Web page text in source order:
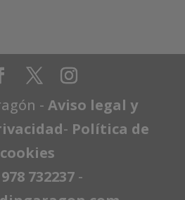
-Aviso legal y
- Política de
cookies
732237 -